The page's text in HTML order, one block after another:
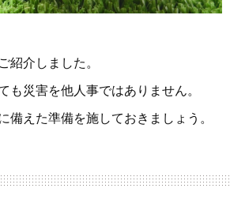
紹介しました。
も災害を他人事ではありません。
備えた準備を施しておきましょう。